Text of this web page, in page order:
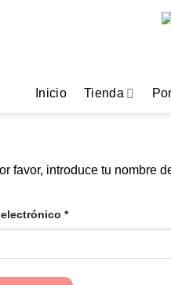
Inicio Tienda
favor, introduce tu nombre
*Obligatorio